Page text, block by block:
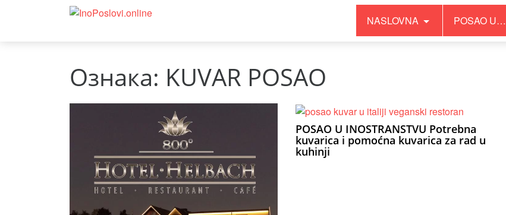
NASLOVNA POSAO U…
Ознака: KUVAR POSAO
POSAO U INOSTRANSTVU Potrebna
kuvarica i pomoćna kuvarica za rad u
kuhinji